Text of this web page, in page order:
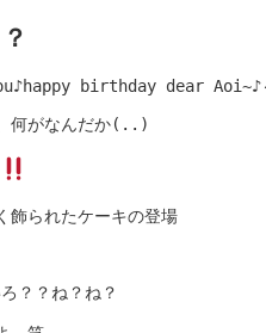
birthday dear Aoi~♪
何がなんだか(..)
飾られたケーキの登場
？？ね？ね？